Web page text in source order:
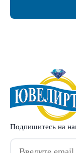
Подпишитесь на